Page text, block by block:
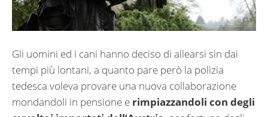
Gli uomini ed i cani hanno deciso di allearsi sin dai
tempi più lontani, a quanto pare però la polizia
tedesca voleva provare una nuova collaborazione
mondandoli in pensione e rimpiazzandoli con degli